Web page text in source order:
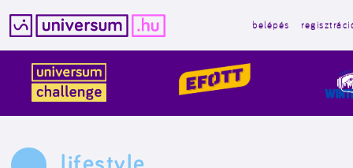
tartalomba
belépés